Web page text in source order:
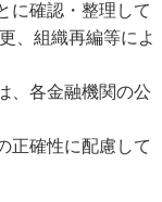
に確認・整理して
、組織再編等によ
、各金融機関の公
正確性に配慮して